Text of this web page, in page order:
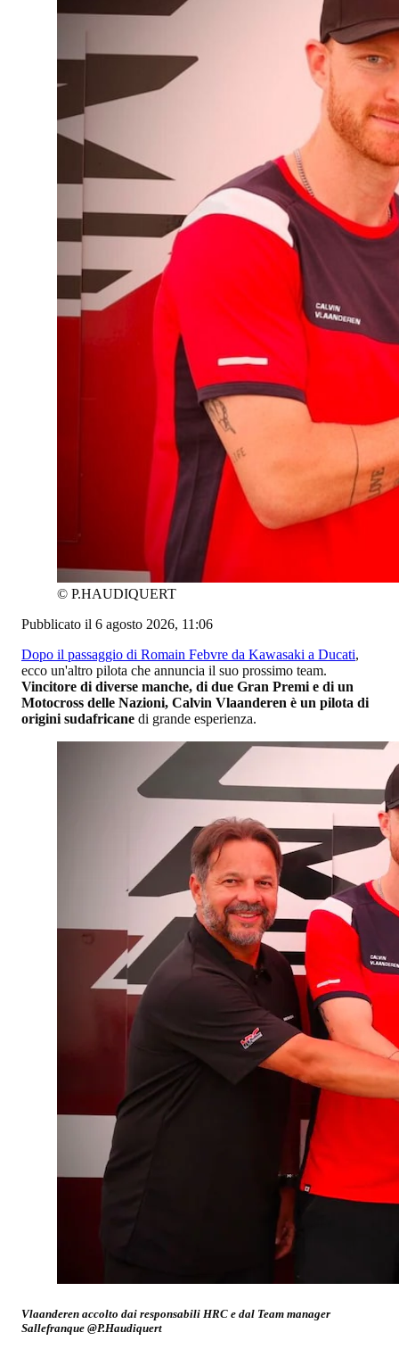
© P.HAUDIQUERT
Pubblicato il 6 agosto 2026, 11:06
Dopo il passaggio di Romain Febvre da Kawasaki a Ducati,
ecco un'altro pilota che annuncia il suo prossimo team.
Vincitore di diverse manche, di due Gran Premi e di un
Motocross delle Nazioni, Calvin Vlaanderen è un pilota di
origini sudafricane di grande esperienza.
Vlaanderen accolto dai responsabili HRC e dal Team manager
Sallefranque @P.Haudiquert